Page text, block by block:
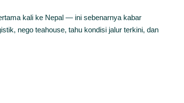
kali ke Nepal — ini sebenarnya kabar
nego teahouse, tahu kondisi jalur terkini, dan